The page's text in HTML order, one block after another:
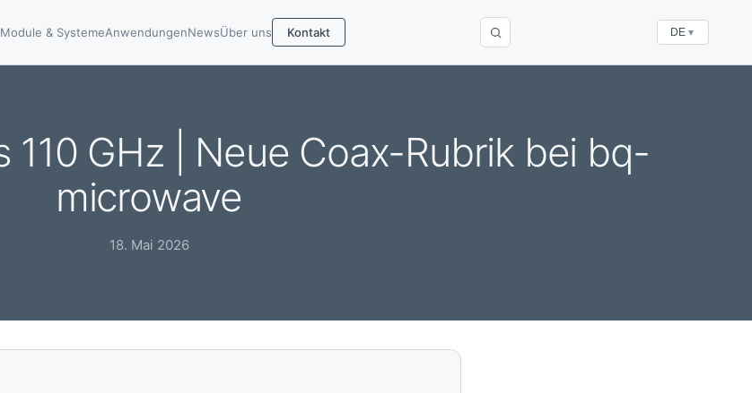
Module & SystemeAnwendungenNewsÜber uns Kontakt DE ▼
110 GHz | Neue Coax-Rubrik bei bq-
microwave
18. Mai 2026